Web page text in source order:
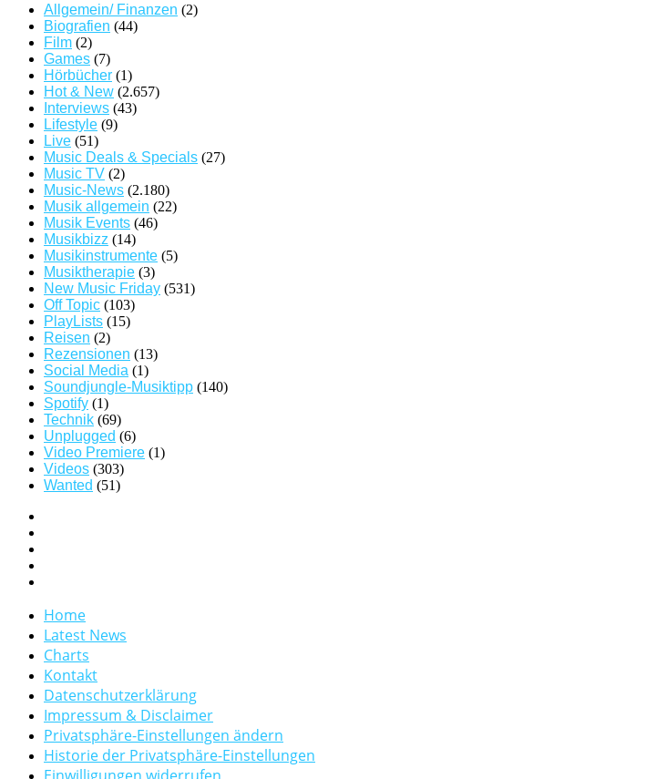
Allgemein/ Finanzen (2)
Biografien (44)
Film (2)
Games (7)
Hörbücher (1)
Hot & New (2.657)
Interviews (43)
Lifestyle (9)
Live (51)
Music Deals & Specials (27)
Music TV (2)
Music-News (2.180)
Musik allgemein (22)
Musik Events (46)
Musikbizz (14)
Musikinstrumente (5)
Musiktherapie (3)
New Music Friday (531)
Off Topic (103)
PlayLists (15)
Reisen (2)
Rezensionen (13)
Social Media (1)
Soundjungle-Musiktipp (140)
Spotify (1)
Technik (69)
Unplugged (6)
Video Premiere (1)
Videos (303)
Wanted (51)
Home
Latest News
Charts
Kontakt
Datenschutzerklärung
Impressum & Disclaimer
Privatsphäre-Einstellungen ändern
Historie der Privatsphäre-Einstellungen